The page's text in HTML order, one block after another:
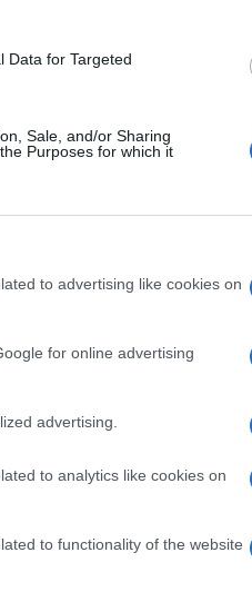
Data for Targeted
Sale, and/or Sharing
Purposes for which it
to advertising like cookies on
for online advertising
advertising.
to analytics like cookies on
to functionality of the website
αλλά θα
επεισόδιο!
τη
την καρδιά του